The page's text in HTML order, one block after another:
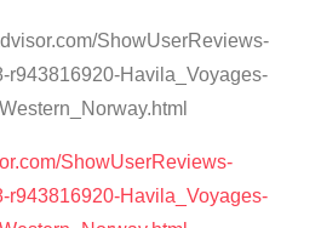
ShowUserReviews-
r943816920-Havila_Voyages-
ShowUserReviews-
r943816920-Havila_Voyages-